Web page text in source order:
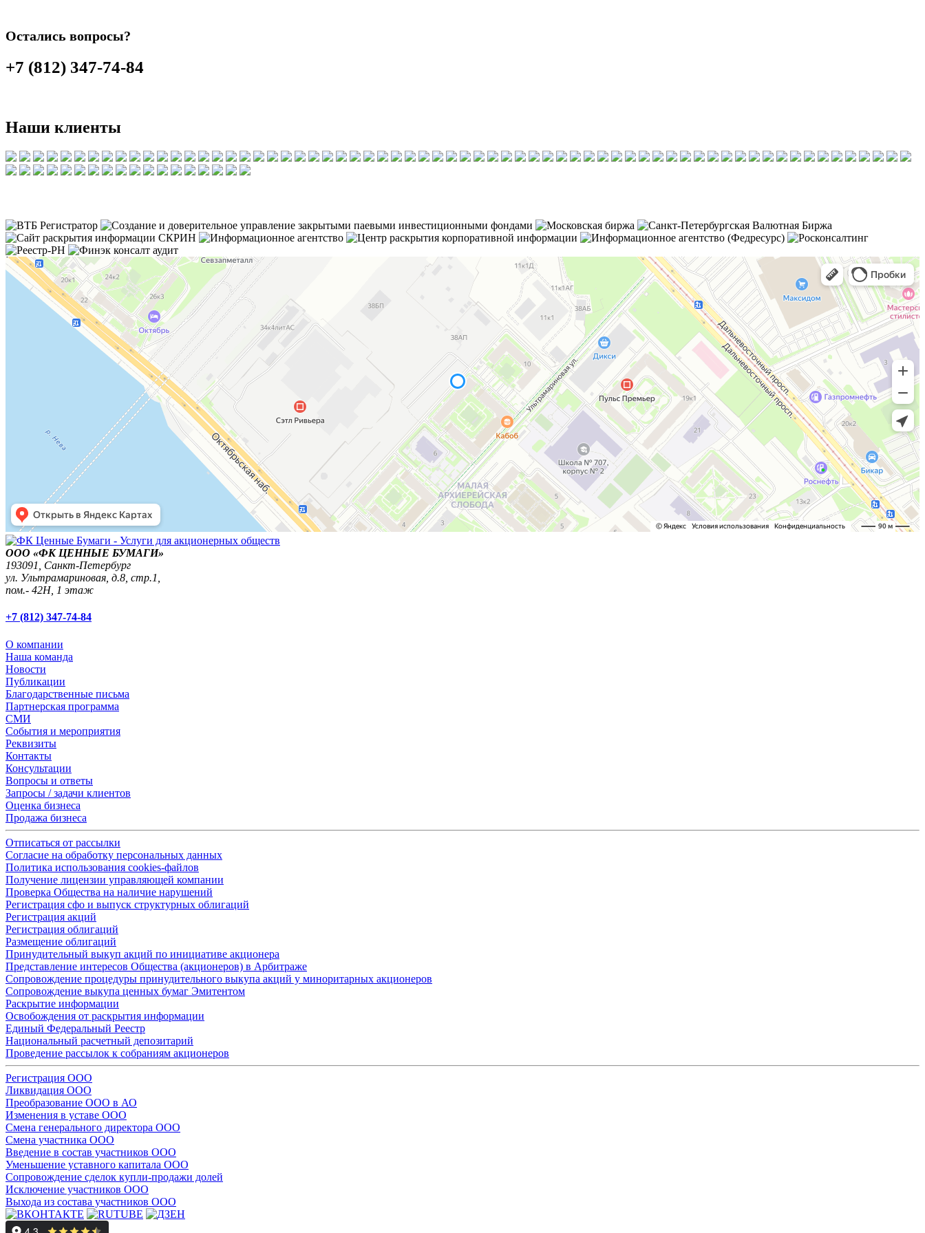
Остались вопросы?
+7 (812) 347-74-84
Наши клиенты
ООО «ФК ЦЕННЫЕ БУМАГИ»
193091, Санкт-Петербург
ул. Ультрамариновая, д.8, стр.1,
пом.- 42Н, 1 этаж
+7 (812) 347-74-84
О компании
Наша команда
Новости
Публикации
Благодарственные письма
Партнерская программа
СМИ
События и мероприятия
Реквизиты
Контакты
Консультации
Вопросы и ответы
Запросы / задачи клиентов
Оценка бизнеса
Продажа бизнеса
Отписаться от рассылки
Согласие на обработку персональных данных
Политика использования cookies-файлов
Получение лицензии управляющей компании
Проверка Общества на наличие нарушений
Регистрация сфо и выпуск структурных облигаций
Регистрация акций
Регистрация облигаций
Размещение облигаций
Принудительный выкуп акций по инициативе акционера
Представление интересов Общества (акционеров) в Арбитраже
Сопровождение процедуры принудительного выкупа акций у миноритарных акционеров
Сопровождение выкупа ценных бумаг Эмитентом
Раскрытие информации
Освобождения от раскрытия информации
Единый Федеральный Реестр
Национальный расчетный депозитарий
Проведение рассылок к собраниям акционеров
Регистрация ООО
Ликвидация ООО
Преобразование ООО в АО
Изменения в уставе ООО
Смена генерального директора ООО
Смена участника ООО
Введение в состав участников ООО
Уменьшение уставного капитала ООО
Сопровождение сделок купли-продажи долей
Исключение участников ООО
Выхода из состава участников ООО